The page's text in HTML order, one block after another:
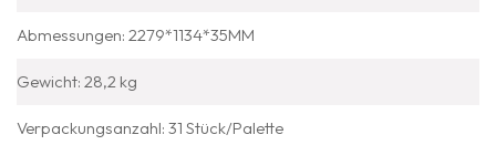
Abmessungen: 2279*1134*35MM
Gewicht: 28,2 kg
Verpackungsanzahl: 31 Stück/Palette